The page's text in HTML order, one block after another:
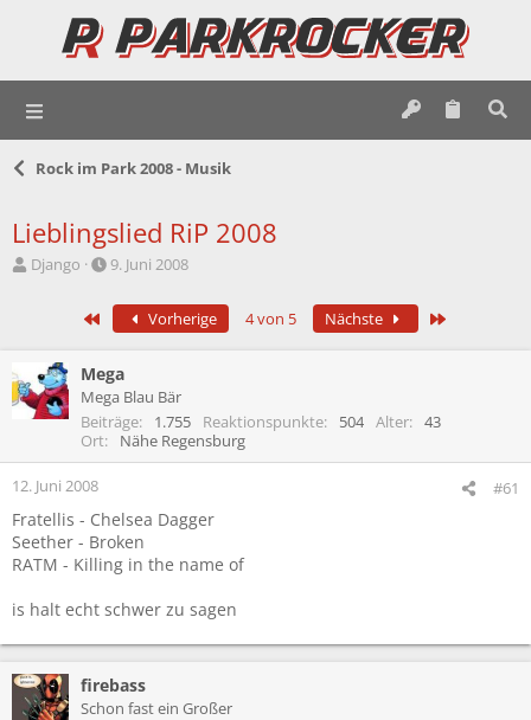
Rock im Park 2008 - Musik
Lieblingslied RiP 2008
E
l
e
Django
E
s
t
l
l
t
a
9. Juni 2008
Erste Vorherige 4 von 5 Nächste
Mega
Mega Blau Bär
Beiträge
1.755 Reaktionspunkte 504 Alter
43
Ort
Nähe Regensburg
12. Juni 2008 #61
Fratellis - Chelsea Dagger
Seether - Broken
RATM - Killing in the name of
is halt echt schwer zu sagen
firebass
Schon fast ein Großer